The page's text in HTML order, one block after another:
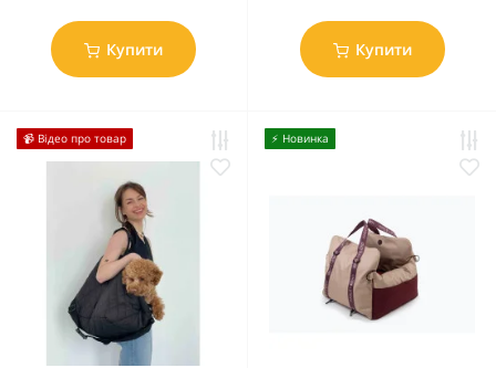
Купити Купити
📹 Відео про товар ⚡️ Новинка